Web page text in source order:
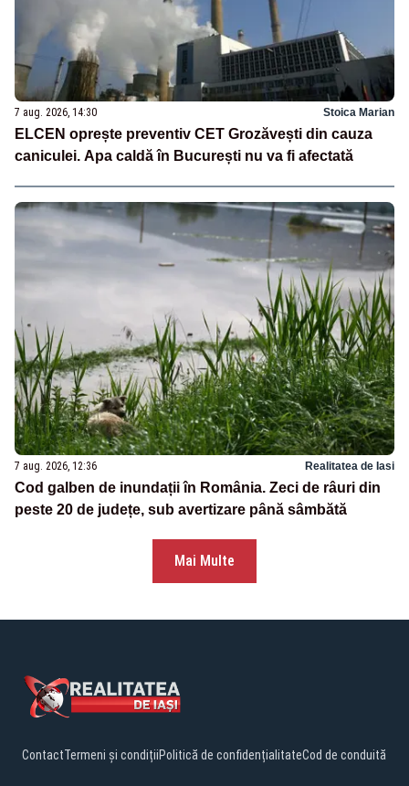
7 aug. 2026, 14:30 Stoica Marian
ELCEN oprește preventiv CET Grozăvești din cauza
caniculei. Apa caldă în București nu va fi afectată
7 aug. 2026, 12:36 Realitatea de Iasi
Cod galben de inundații în România. Zeci de râuri din
peste 20 de județe, sub avertizare până sâmbătă
Mai Multe
ContactTermeni și condițiiPolitică de confidențialitateCod de conduită